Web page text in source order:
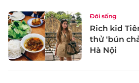
Đời sống
Rich kid
thử 'bún
Hà Nội